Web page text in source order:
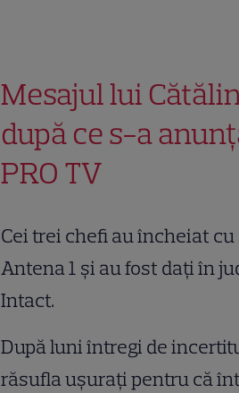
Mesajul lui
după ce s-a
PRO TV
Cei trei chefi au încheiat
Antena 1 și au fost dați în
Intact.
După luni întregi de
răsufla ușurați pentru că